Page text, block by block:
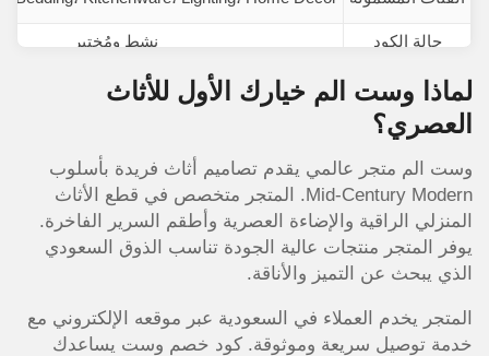
حالة الكود
نشط ومُختبر
آخر تحديث
لماذا وست الم خيارك الأول للأثاث
العصري؟
وست الم متجر عالمي يقدم تصاميم أثاث فريدة بأسلوب
Mid-Century Modern. المتجر متخصص في قطع الأثاث
المنزلي الراقية والإضاءة العصرية وأطقم السرير الفاخرة.
يوفر المتجر منتجات عالية الجودة تناسب الذوق السعودي
الذي يبحث عن التميز والأناقة.
المتجر يخدم العملاء في السعودية عبر موقعه الإلكتروني مع
خدمة توصيل سريعة وموثوقة. كود خصم وست يساعدك